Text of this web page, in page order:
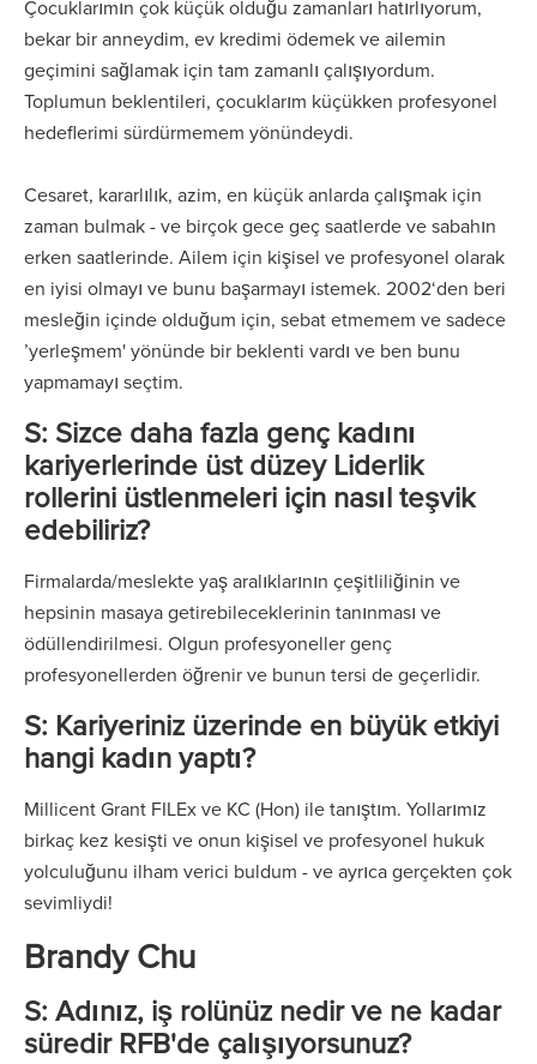
Çocuklarımın çok küçük olduğu zamanları hatırlıyorum,
bekar bir anneydim, ev kredimi ödemek ve ailemin
geçimini sağlamak için tam zamanlı çalışıyordum.
Toplumun beklentileri, çocuklarım küçükken profesyonel
hedeflerimi sürdürmemem yönündeydi.
Cesaret, kararlılık, azim, en küçük anlarda çalışmak için
zaman bulmak - ve birçok gece geç saatlerde ve sabahın
erken saatlerinde. Ailem için kişisel ve profesyonel olarak
en iyisi olmayı ve bunu başarmayı istemek. 2002‘den beri
mesleğin içinde olduğum için, sebat etmemem ve sadece
’yerleşmem' yönünde bir beklenti vardı ve ben bunu
yapmamayı seçtim.
S: Sizce daha fazla genç kadını
kariyerlerinde üst düzey Liderlik
rollerini üstlenmeleri için nasıl teşvik
edebiliriz?
Firmalarda/meslekte yaş aralıklarının çeşitliliğinin ve
hepsinin masaya getirebileceklerinin tanınması ve
ödüllendirilmesi. Olgun profesyoneller genç
profesyonellerden öğrenir ve bunun tersi de geçerlidir.
S: Kariyeriniz üzerinde en büyük etkiyi
hangi kadın yaptı?
Millicent Grant FILEx ve KC (Hon) ile tanıştım. Yollarımız
birkaç kez kesişti ve onun kişisel ve profesyonel hukuk
yolculuğunu ilham verici buldum - ve ayrıca gerçekten çok
sevimliydi!
Brandy Chu
S: Adınız, iş rolünüz nedir ve ne kadar
süredir RFB'de çalışıyorsunuz?